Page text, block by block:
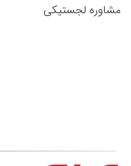
مشاوره لجستیکی